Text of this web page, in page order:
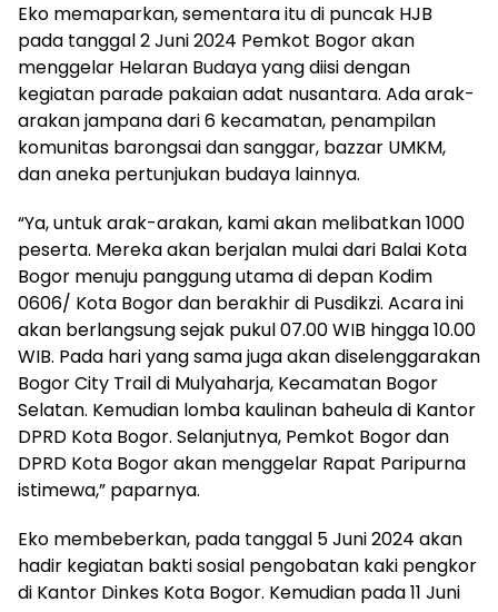
Eko memaparkan, sementara itu di puncak HJB
pada tanggal 2 Juni 2024 Pemkot Bogor akan
menggelar Helaran Budaya yang diisi dengan
kegiatan parade pakaian adat nusantara. Ada arak-
arakan jampana dari 6 kecamatan, penampilan
komunitas barongsai dan sanggar, bazzar UMKM,
dan aneka pertunjukan budaya lainnya.
“Ya, untuk arak-arakan, kami akan melibatkan 1000
peserta. Mereka akan berjalan mulai dari Balai Kota
Bogor menuju panggung utama di depan Kodim
0606/ Kota Bogor dan berakhir di Pusdikzi. Acara ini
akan berlangsung sejak pukul 07.00 WIB hingga 10.00
WIB. Pada hari yang sama juga akan diselenggarakan
Bogor City Trail di Mulyaharja, Kecamatan Bogor
Selatan. Kemudian lomba kaulinan baheula di Kantor
DPRD Kota Bogor. Selanjutnya, Pemkot Bogor dan
DPRD Kota Bogor akan menggelar Rapat Paripurna
istimewa,” paparnya.
Eko membeberkan, pada tanggal 5 Juni 2024 akan
hadir kegiatan bakti sosial pengobatan kaki pengkor
di Kantor Dinkes Kota Bogor. Kemudian pada 11 Juni